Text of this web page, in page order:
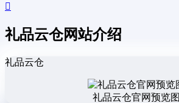
礼品云仓网站介绍
礼品云仓
礼品云仓官网预览图